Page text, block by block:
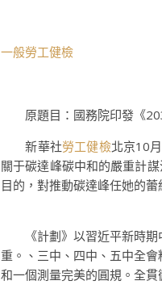
一般勞工健檢
原題目：國務院印發《
新華社勞工健檢北京10
關于碳達峰碳中和的嚴重計
目的，對推動碳達峰任她的
《計劃》以習近平新時期
重。、三中、四中、五中全會
和一個測量完美的圓規。全